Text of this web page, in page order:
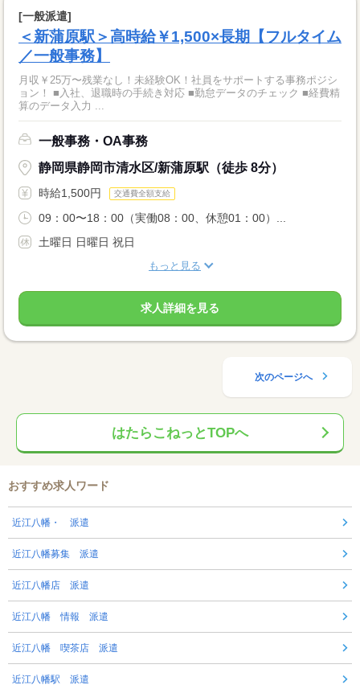
[一般派遣]
＜新蒲原駅＞高時給￥1,500×長期【フルタイム
／一般事務】
月収￥25万〜残業なし！未経験OK！社員をサポートする事務ポジシ
ョン！ ■入社、退職時の手続き対応 ■勤怠データのチェック ■経費精
算のデータ入力 ...
一般事務・OA事務
静岡県静岡市清水区/新蒲原駅（徒歩 8分）
時給1,500円 交通費全額支給
09：00〜18：00（実働08：00、休憩01：00）...
土曜日 日曜日 祝日
もっと見る
求人詳細を見る
次のページへ
はたらこねっとTOPへ
おすすめ求人ワード
近江八幡・ 派遣
近江八幡募集 派遣
近江八幡店 派遣
近江八幡 情報 派遣
近江八幡 喫茶店 派遣
近江八幡駅 派遣